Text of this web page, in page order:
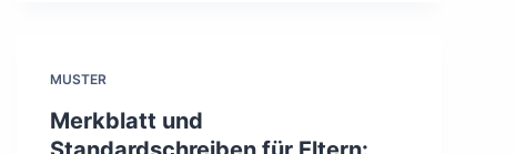
MUSTER
Merkblatt und